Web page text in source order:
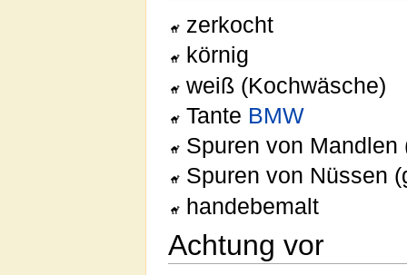
zerkocht
körnig
weiß (Kochwäsche)
Tante BMW
Spuren von Mandlen
Spuren von Nüssen
handebemalt
Achtung vor